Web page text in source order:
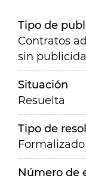
Tipo de
Contratos
sin
Situación
Resuelta
Tipo de
Formalizado
Número de